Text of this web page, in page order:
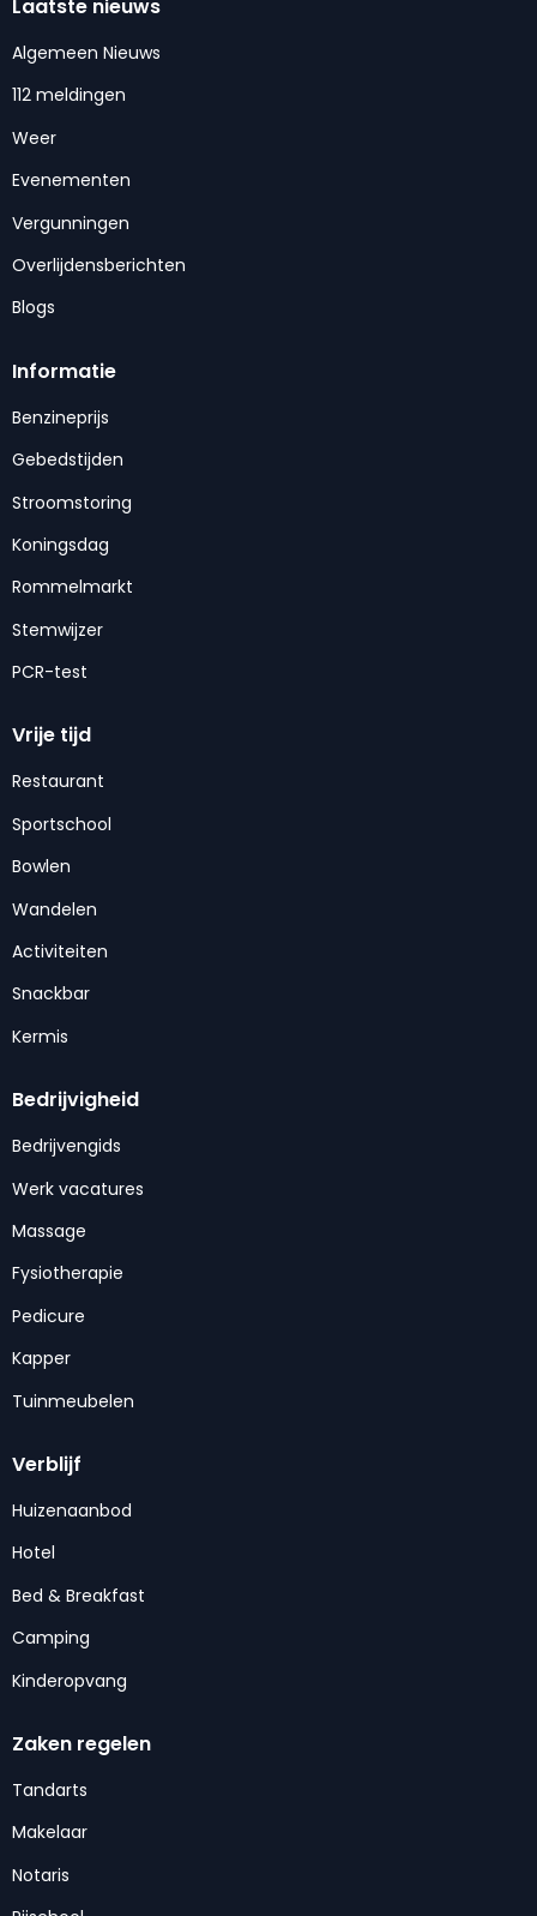
Laatste nieuws
Algemeen Nieuws
112 meldingen
Weer
Evenementen
Vergunningen
Overlijdensberichten
Blogs
Informatie
Benzineprijs
Gebedstijden
Stroomstoring
Koningsdag
Rommelmarkt
Stemwijzer
PCR-test
Vrije tijd
Restaurant
Sportschool
Bowlen
Wandelen
Activiteiten
Snackbar
Kermis
Bedrijvigheid
Bedrijvengids
Werk vacatures
Massage
Fysiotherapie
Pedicure
Kapper
Tuinmeubelen
Verblijf
Huizenaanbod
Hotel
Bed & Breakfast
Camping
Kinderopvang
Zaken regelen
Tandarts
Makelaar
Notaris